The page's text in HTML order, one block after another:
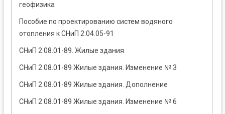
геофизика
Пособие по проектированию систем водяного
отопления к СНиП 2.04.05-91
СНиП 2.08.01-89. Жилые здания
СНиП 2.08.01-89 Жилые здания. Изменение № 3
СНиП 2.08.01-89 Жилые здания. Дополнение
СНиП 2.08.01-89 Жилые здания. Изменение № 6